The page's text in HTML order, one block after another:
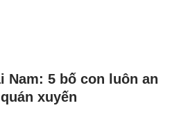
Nam: 5 bố con luôn an
xuyến